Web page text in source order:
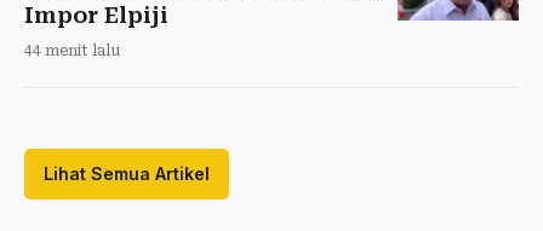
Impor Elpiji
44 menit lalu
Lihat Semua Artikel